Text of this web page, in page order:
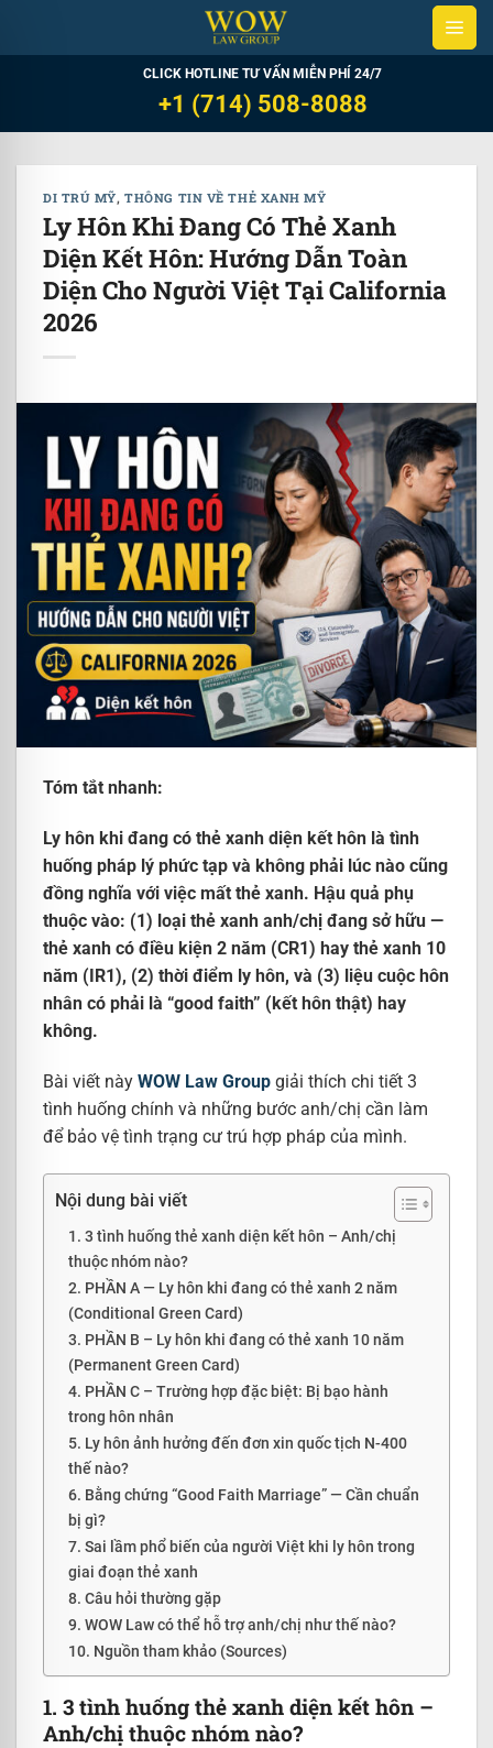
CLICK HOTLINE TƯ VẤN MIỄN PHÍ 24/7
+1 (714) 508-8088
DI TRÚ MỸ,THÔNG TIN VỀ THẺ XANH MỸ
Ly Hôn Khi Đang Có Thẻ Xanh
Diện Kết Hôn: Hướng Dẫn Toàn
Diện Cho Người Việt Tại California
2026
Tóm tắt nhanh:
Ly hôn khi đang có thẻ xanh diện kết hôn là tình
huống pháp lý phức tạp và không phải lúc nào cũng
đồng nghĩa với việc mất thẻ xanh. Hậu quả phụ
thuộc vào: (1) loại thẻ xanh anh/chị đang sở hữu —
thẻ xanh có điều kiện 2 năm (CR1) hay thẻ xanh 10
năm (IR1), (2) thời điểm ly hôn, và (3) liệu cuộc hôn
nhân có phải là “good faith” (kết hôn thật) hay
không.
Bài viết này WOW Law Group giải thích chi tiết 3
tình huống chính và những bước anh/chị cần làm
để bảo vệ tình trạng cư trú hợp pháp của mình.
Nội dung bài viết
1. 3 tình huống thẻ xanh diện kết hôn – Anh/chị
thuộc nhóm nào?
2. PHẦN A — Ly hôn khi đang có thẻ xanh 2 năm
(Conditional Green Card)
3. PHẦN B – Ly hôn khi đang có thẻ xanh 10 năm
(Permanent Green Card)
4. PHẦN C – Trường hợp đặc biệt: Bị bạo hành
trong hôn nhân
5. Ly hôn ảnh hưởng đến đơn xin quốc tịch N-400
thế nào?
6. Bằng chứng “Good Faith Marriage” — Cần chuẩn
bị gì?
7. Sai lầm phổ biến của người Việt khi ly hôn trong
giai đoạn thẻ xanh
8. Câu hỏi thường gặp
9. WOW Law có thể hỗ trợ anh/chị như thế nào?
10. Nguồn tham khảo (Sources)
1. 3 tình huống thẻ xanh diện kết hôn –
Anh/chị thuộc nhóm nào?